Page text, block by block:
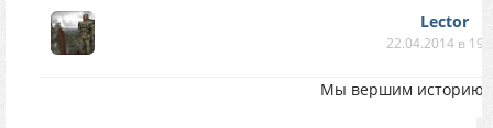
Lector
22.04.2014 в
Мы вершим историю!!